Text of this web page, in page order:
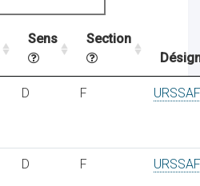
Sens
Section
D F
D F